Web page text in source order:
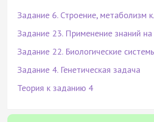
Задание 6. Строение, метаболизм
Задание 23. Применение знаний на
Задание 22. Биологические
Задание 4. Генетическая задача
Теория к заданию 4